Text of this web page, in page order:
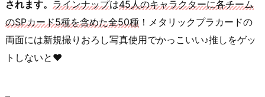
されます。 ラインナップは45人のキャラクターに各チーム
のSPカード5種を含めた全50種 ！メタリックプラカードの
両面には新規撮りおろし写真使用でかっこいい♪推しをゲッ
トしないと♥